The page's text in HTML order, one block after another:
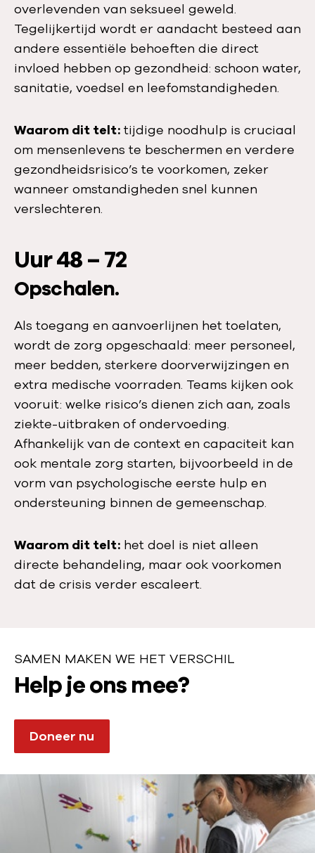
overlevenden van seksueel geweld.
Tegelijkertijd wordt er aandacht besteed aan
andere essentiële behoeften die direct
invloed hebben op gezondheid: schoon water,
sanitatie, voedsel en leefomstandigheden.
Waarom dit telt: tijdige noodhulp is cruciaal
om mensenlevens te beschermen en verdere
gezondheidsrisico’s te voorkomen, zeker
wanneer omstandigheden snel kunnen
verslechteren.
Uur 48 – 72
Opschalen.
Als toegang en aanvoerlijnen het toelaten,
wordt de zorg opgeschaald: meer personeel,
meer bedden, sterkere doorverwijzingen en
extra medische voorraden. Teams kijken ook
vooruit: welke risico’s dienen zich aan, zoals
ziekte-uitbraken of ondervoeding.
Afhankelijk van de context en capaciteit kan
ook mentale zorg starten, bijvoorbeeld in de
vorm van psychologische eerste hulp en
ondersteuning binnen de gemeenschap.
Waarom dit telt: het doel is niet alleen
directe behandeling, maar ook voorkomen
dat de crisis verder escaleert.
SAMEN MAKEN WE HET VERSCHIL
S
m
e
n
Help je ons mee?
Doneer nu